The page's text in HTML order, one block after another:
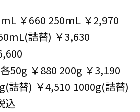
￥660 250mL ￥2,970
詰替) ￥3,630
50g ￥880 200g ￥3,190
詰替) ￥4,510 1000g(詰替)
込